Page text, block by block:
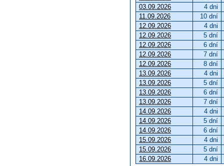
03.09.2026
4 dni
11.09.2026
10 dní
12.09.2026
4 dni
12.09.2026
5 dní
12.09.2026
6 dní
12.09.2026
7 dní
12.09.2026
8 dní
13.09.2026
4 dni
13.09.2026
5 dní
13.09.2026
6 dní
13.09.2026
7 dní
14.09.2026
4 dni
14.09.2026
5 dní
14.09.2026
6 dní
15.09.2026
4 dni
15.09.2026
5 dní
16.09.2026
4 dni